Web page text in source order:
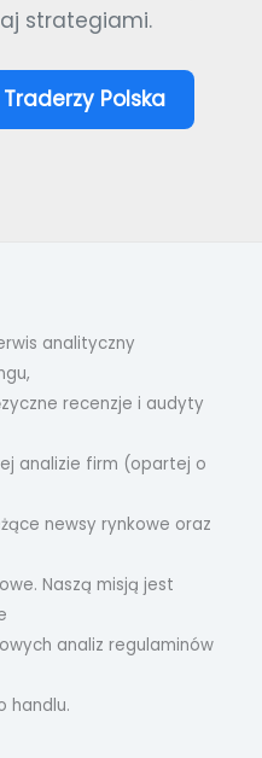
strategiami.
Polska
analityczny
recenzje i audyty
analizie firm (opartej o
newsy rynkowe oraz
Naszą misją jest
analiz regulaminów
handlu.